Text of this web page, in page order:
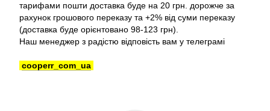
тарифами пошти доставка буде на 20 грн. дорожче за
рахунок грошового переказу та +2% від суми переказу
(доставка буде орієнтовано 98-123 грн).
Наш менеджер з радістю відповість вам у телеграмі
cooperr_com_ua